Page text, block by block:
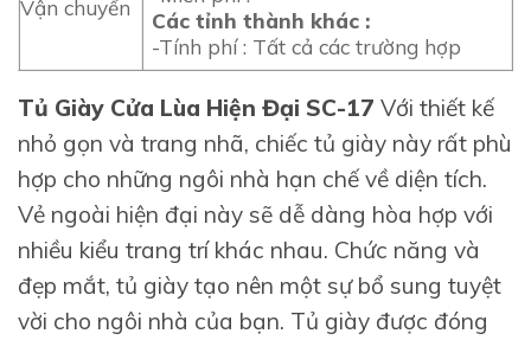
Vận chuyển
Các tỉnh thành khác :
-Tính phí : Tất cả các trường hợp
Tủ Giày Cửa Lùa Hiện Đại SC-17 Với thiết kế
nhỏ gọn và trang nhã, chiếc tủ giày này rất phù
hợp cho những ngôi nhà hạn chế về diện tích.
Vẻ ngoài hiện đại này sẽ dễ dàng hòa hợp với
nhiều kiểu trang trí khác nhau. Chức năng và
đẹp mắt, tủ giày tạo nên một sự bổ sung tuyệt
vời cho ngôi nhà của bạn. Tủ giày được đóng